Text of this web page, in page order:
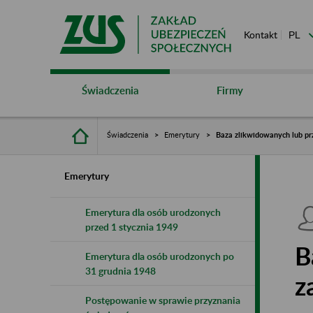
Kontakt
Świadczenia Firmy
Świadczenia Emerytury Baza zlikwidowanych lub
Emerytury
Emerytura dla osób urodzonych
przed 1 stycznia 1949
Emerytura dla osób urodzonych po
31 grudnia 1948
Postępowanie w sprawie przyznania